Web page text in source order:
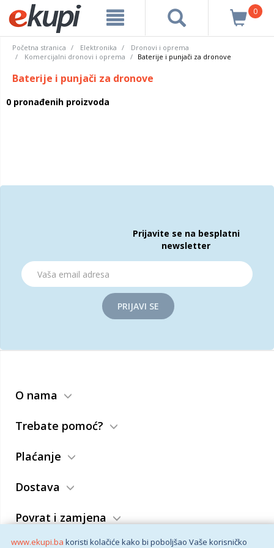
www.ekupi.ba koristi kolačiće kako bi poboljšao Vaše korisničko
0
Početna stranica Elektronika
Dronovi i oprema
Komercijalni dronovi i oprema
Baterije i punjači za dronove
Baterije i punjači za dronove
0 pronađenih proizvoda
Prijavite se na besplatni
newsletter
PRIJAVI SE
O nama
Trebate pomoć?
Plaćanje
Dostava
Povrat i zamjena